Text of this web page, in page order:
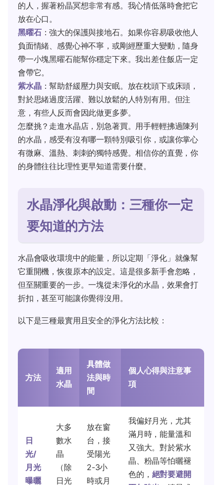
的人，握著粉晶冥想非常有感。我心情低落時會把它
放在心口。
黑曜石：強大的保護與接地石。如果你容易吸收他人
負面情緒、感覺心神不寧，或剛經歷重大變動，隨身
帶一小塊黑曜石能幫你穩定下來。我出差住飯店一定
會帶它。
紫水晶：幫助舒緩壓力與安眠。放在枕頭下或床頭，
對於思緒過度活躍、難以放鬆的人特別有用。但注
意，有些人反而會因此做更多夢。
怎麼挑？走進水晶店，別急著買。用手輕輕拂過陳列
的水晶，感受有沒有哪一顆特別吸引你，或讓你掌心
有微麻、溫熱、刺刺的獨特感覺。相信你的直覺，你
的身體往往比理性更早知道需要什麼。
水晶淨化與啟動：三種你一定
要知道的方法
水晶會吸收環境中的能量，所以定期「淨化」就像幫
它重開機，恢復原本的設定。這是很多新手會忽略，
但至關重要的一步。一塊從未淨化的水晶，效果會打
折扣，甚至可能讓你覺得沒用。
以下是三種最實用且安全的淨化方法比較：
方法
適用
水晶
具體做
法與時
間
個人心得與注意事
項
日
光/
月光
曝曬
大多
數水
晶
（除
日光
放在窗
台，接
受陽光
2-3小
時或月
我偏好月光，尤其
滿月時，能量溫和
又強大。對於紫水
晶、粉晶等怕曬褪
色的， 絕對要避開